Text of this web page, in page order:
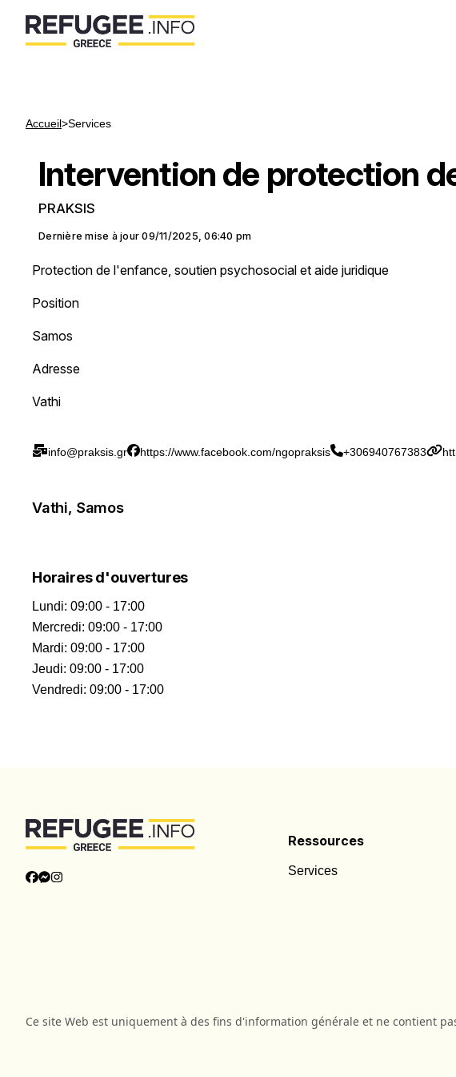
Accueil>Services
Intervention de protection
PRAKSIS
Dernière mise à jour 09/11/2025, 06:40 pm
Protection de l'enfance, soutien psychosocial et aide juridique
Position
Samos
Adresse
Vathi
info@praksis.gr https://www.facebook.com/ngopraksis +306940767383
Vathi, Samos
Horaires d'ouvertures
Lundi: 09:00 - 17:00
Mercredi: 09:00 - 17:00
Mardi: 09:00 - 17:00
Jeudi: 09:00 - 17:00
Vendredi: 09:00 - 17:00
Ressources
Services
Ce site Web est uniquement à des fins d'information générale et ne contient